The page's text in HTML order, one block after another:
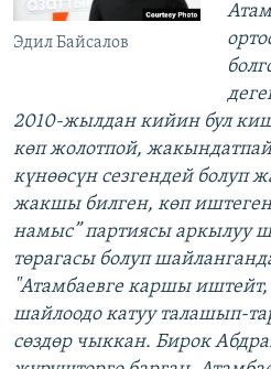
Эдил Байсалов
2010-жылдан кийин бул
көп жолотпой,
күнөөсүн сезгендей болуп
жакшы билген, көп
намыс” партиясы аркылуу
төрагасы болуп
"Атамбаевге каршы иштейт,
шайлоодо катуу талашып-
сөздөр чыккан. Бирок